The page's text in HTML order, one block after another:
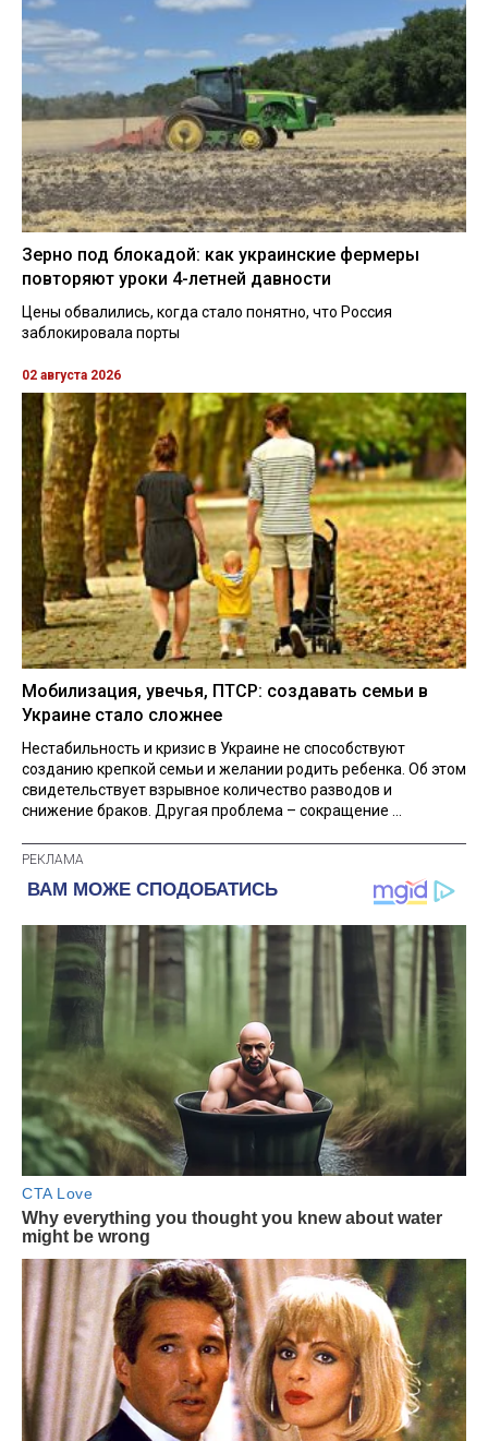
Зерно под блокадой: как украинские фермеры
повторяют уроки 4-летней давности
Цены обвалились, когда стало понятно, что Россия
заблокировала порты
02 августа 2026
Мобилизация, увечья, ПТСР: создавать семьи в
Украине стало сложнее
Нестабильность и кризис в Украине не способствуют
созданию крепкой семьи и желании родить ребенка. Об этом
свидетельствует взрывное количество разводов и
снижение браков. Другая проблема – сокращение ...